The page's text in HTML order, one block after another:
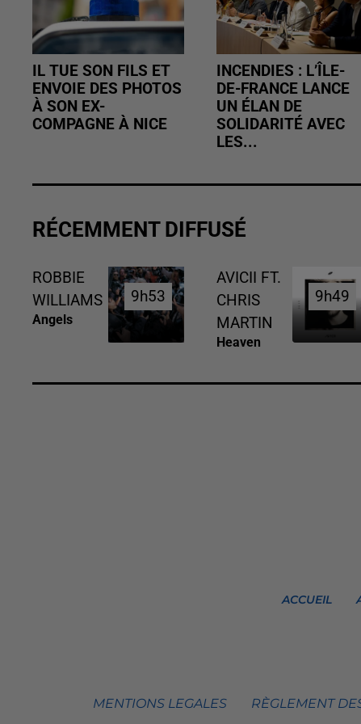
IL TUE SON FILS ET
ENVOIE DES PHOTOS
À SON EX-
COMPAGNE À NICE
INCENDIES : L’ÎLE-
DE-FRANCE LANCE
UN ÉLAN DE
SOLIDARITÉ AVEC
LES...
RÉCEMMENT DIFFUSÉ
ROBBIE
WILLIAMS
Angels
9h53
9h53
AVICII FT.
CHRIS
MARTIN
Heaven
9h49
9h49
ACCUEIL
MENTIONS LEGALES RÈGLEMENT